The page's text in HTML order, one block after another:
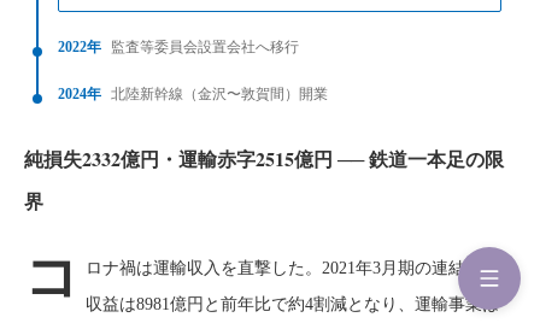
2022年 監査等委員会設置会社へ移行
2024年 北陸新幹線（金沢〜敦賀間）開業
純損失2332億円・運輸赤字2515億円 ── 鉄道一本足の限
界
コ
ロナ禍は運輸収入を直撃した。2021年3月期の連結営業
収益は8981億円と前年比で約4割減となり、運輸事業は